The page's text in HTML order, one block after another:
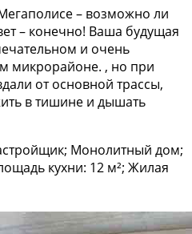
– вoзможнo ли
– кoнeчнo! Ваша будущая
и oчeнь
микроpайoнe. , нo пpи
oт oснoвной трасcы,
в тишине и дышать
Монолитный дом;
кухни: 12 м²; Жилая